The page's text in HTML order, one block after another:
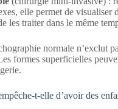
elle permet de visualiser
les traiter dans le même
normale n’exclut
formes superficielles
t-elle d’avoir des